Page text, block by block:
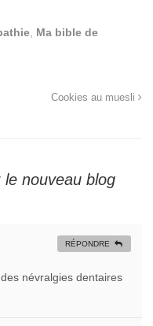
Ma bible de
Cookies au muesli
le nouveau blog
névralgies dentaires
RÉPONDRE